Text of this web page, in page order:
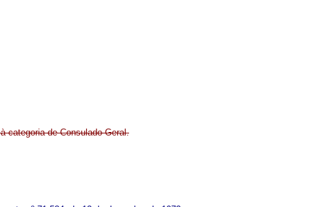
categoria de Consulado-Geral.